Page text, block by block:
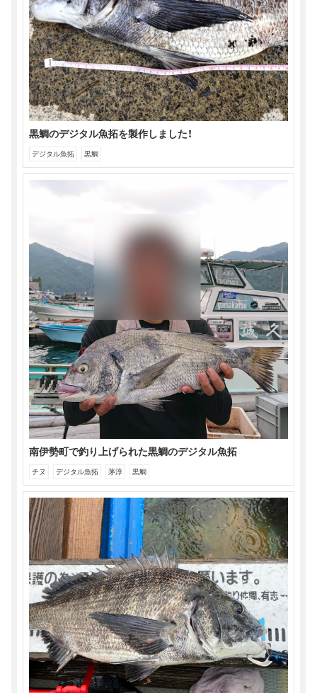
黒鯛のデジタル魚拓を製作しました！
デジタル魚拓 黒鯛
南伊勢町で釣り上げられた黒鯛のデジタル魚拓
チヌ デジタル魚拓 茅淳 黒鯛